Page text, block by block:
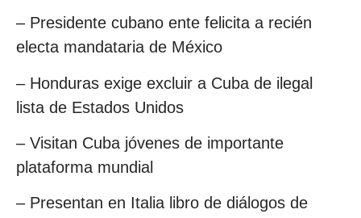
– Presidente cubano ente felicita a recién
electa mandataria de México
– Honduras exige excluir a Cuba de ilegal
lista de Estados Unidos
– Visitan Cuba jóvenes de importante
plataforma mundial
– Presentan en Italia libro de diálogos de